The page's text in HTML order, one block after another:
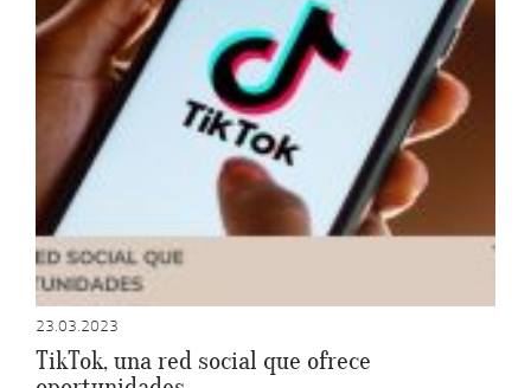
23.03.2023
TikTok, una red social que ofrece